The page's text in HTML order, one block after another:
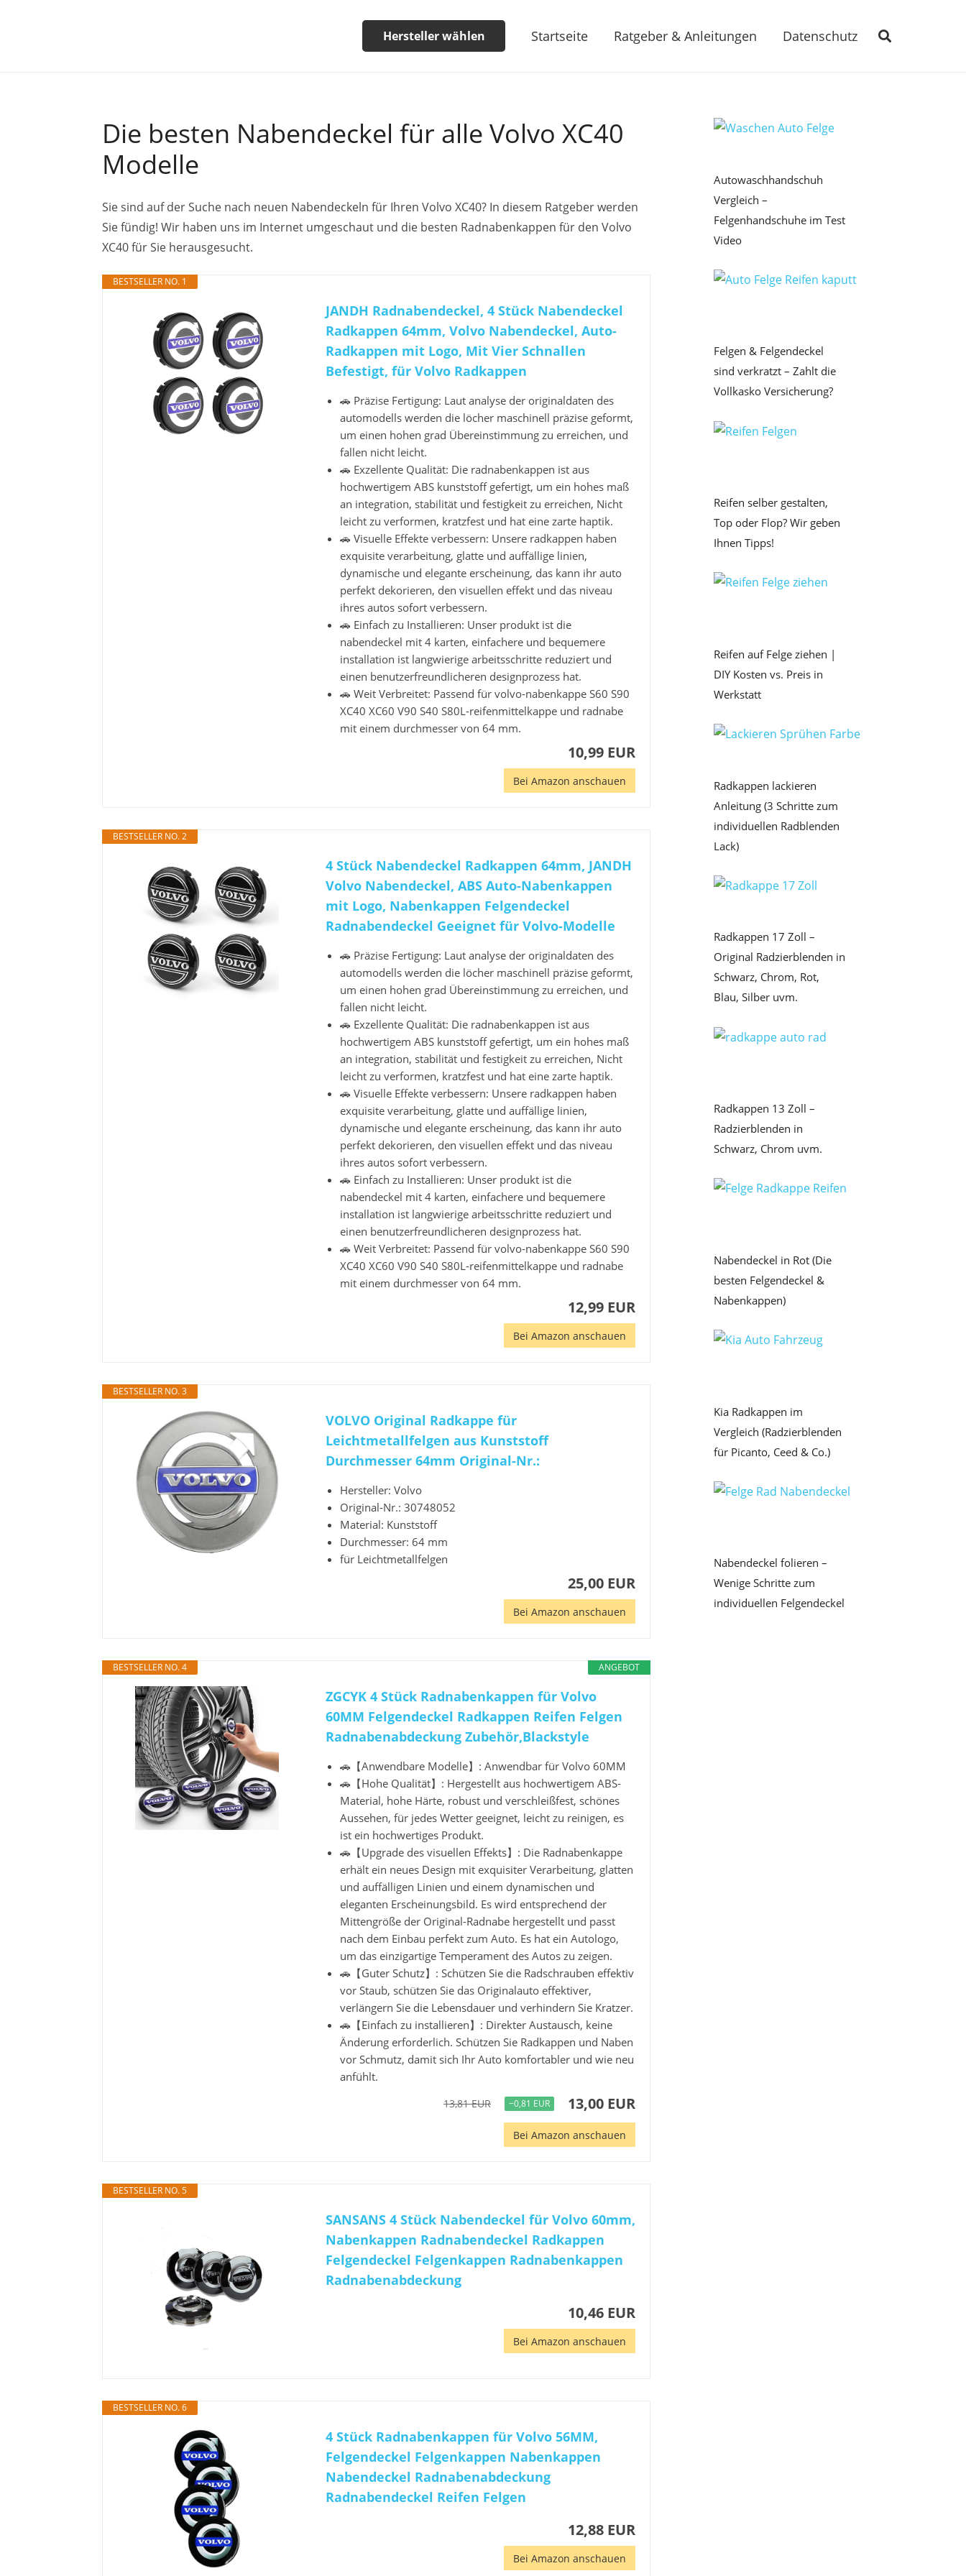
Hersteller wählen Startseite Ratgeber & Anleitungen Datenschutz
Die besten Nabendeckel für alle Volvo XC40
Modelle
Sie sind auf der Suche nach neuen Nabendeckeln für Ihren Volvo XC40? In diesem Ratgeber werden
Sie fündig! Wir haben uns im Internet umgeschaut und die besten Radnabenkappen für den Volvo
XC40 für Sie herausgesucht.
BESTSELLER NO. 1
JANDH Radnabendeckel, 4 Stück Nabendeckel
Radkappen 64mm, Volvo Nabendeckel, Auto-
Radkappen mit Logo, Mit Vier Schnallen
Befestigt, für Volvo Radkappen
🚗 Präzise Fertigung: Laut analyse der originaldaten des
automodells werden die löcher maschinell präzise geformt,
um einen hohen grad Übereinstimmung zu erreichen, und
fallen nicht leicht.
🚗 Exzellente Qualität: Die radnabenkappen ist aus
hochwertigem ABS kunststoff gefertigt, um ein hohes maß
an integration, stabilität und festigkeit zu erreichen, Nicht
leicht zu verformen, kratzfest und hat eine zarte haptik.
🚗 Visuelle Effekte verbessern: Unsere radkappen haben
exquisite verarbeitung, glatte und auffällige linien,
dynamische und elegante erscheinung, das kann ihr auto
perfekt dekorieren, den visuellen effekt und das niveau
ihres autos sofort verbessern.
🚗 Einfach zu Installieren: Unser produkt ist die
nabendeckel mit 4 karten, einfachere und bequemere
installation ist langwierige arbeitsschritte reduziert und
einen benutzerfreundlicheren designprozess hat.
🚗 Weit Verbreitet: Passend für volvo-nabenkappe S60 S90
XC40 XC60 V90 S40 S80L-reifenmittelkappe und radnabe
mit einem durchmesser von 64 mm.
10,99 EUR
Bei Amazon anschauen
BESTSELLER NO. 2
4 Stück Nabendeckel Radkappen 64mm, JANDH
Volvo Nabendeckel, ABS Auto-Nabenkappen
mit Logo, Nabenkappen Felgendeckel
Radnabendeckel Geeignet für Volvo-Modelle
🚗 Präzise Fertigung: Laut analyse der originaldaten des
automodells werden die löcher maschinell präzise geformt,
um einen hohen grad Übereinstimmung zu erreichen, und
fallen nicht leicht.
🚗 Exzellente Qualität: Die radnabenkappen ist aus
hochwertigem ABS kunststoff gefertigt, um ein hohes maß
an integration, stabilität und festigkeit zu erreichen, Nicht
leicht zu verformen, kratzfest und hat eine zarte haptik.
🚗 Visuelle Effekte verbessern: Unsere radkappen haben
exquisite verarbeitung, glatte und auffällige linien,
dynamische und elegante erscheinung, das kann ihr auto
perfekt dekorieren, den visuellen effekt und das niveau
ihres autos sofort verbessern.
🚗 Einfach zu Installieren: Unser produkt ist die
nabendeckel mit 4 karten, einfachere und bequemere
installation ist langwierige arbeitsschritte reduziert und
einen benutzerfreundlicheren designprozess hat.
🚗 Weit Verbreitet: Passend für volvo-nabenkappe S60 S90
XC40 XC60 V90 S40 S80L-reifenmittelkappe und radnabe
mit einem durchmesser von 64 mm.
12,99 EUR
Bei Amazon anschauen
BESTSELLER NO. 3
VOLVO Original Radkappe für
Leichtmetallfelgen aus Kunststoff
Durchmesser 64mm Original-Nr.:
Hersteller: Volvo
Original-Nr.: 30748052
Material: Kunststoff
Durchmesser: 64 mm
für Leichtmetallfelgen
25,00 EUR
Bei Amazon anschauen
ANGEBOT
BESTSELLER NO. 4
ZGCYK 4 Stück Radnabenkappen für Volvo
60MM Felgendeckel Radkappen Reifen Felgen
Radnabenabdeckung Zubehör,Blackstyle
🚗【Anwendbare Modelle】: Anwendbar für Volvo 60MM
🚗【Hohe Qualität】: Hergestellt aus hochwertigem ABS-
Material, hohe Härte, robust und verschleißfest, schönes
Aussehen, für jedes Wetter geeignet, leicht zu reinigen, es
ist ein hochwertiges Produkt.
🚗【Upgrade des visuellen Effekts】: Die Radnabenkappe
erhält ein neues Design mit exquisiter Verarbeitung, glatten
und auffälligen Linien und einem dynamischen und
eleganten Erscheinungsbild. Es wird entsprechend der
Mittengröße der Original-Radnabe hergestellt und passt
nach dem Einbau perfekt zum Auto. Es hat ein Autologo,
um das einzigartige Temperament des Autos zu zeigen.
🚗【Guter Schutz】: Schützen Sie die Radschrauben effektiv
vor Staub, schützen Sie das Originalauto effektiver,
verlängern Sie die Lebensdauer und verhindern Sie Kratzer.
🚗【Einfach zu installieren】: Direkter Austausch, keine
Änderung erforderlich. Schützen Sie Radkappen und Naben
vor Schmutz, damit sich Ihr Auto komfortabler und wie neu
anfühlt.
13,81 EUR −0,81 EUR 13,00 EUR
Bei Amazon anschauen
BESTSELLER NO. 5
SANSANS 4 Stück Nabendeckel für Volvo 60mm,
Nabenkappen Radnabendeckel Radkappen
Felgendeckel Felgenkappen Radnabenkappen
Radnabenabdeckung
10,46 EUR
Bei Amazon anschauen
BESTSELLER NO. 6
4 Stück Radnabenkappen für Volvo 56MM,
Felgendeckel Felgenkappen Nabenkappen
Nabendeckel Radnabenabdeckung
Radnabendeckel Reifen Felgen
12,88 EUR
Bei Amazon anschauen
Autowaschhandschuh
Vergleich –
Felgenhandschuhe im Test
Video
Felgen & Felgendeckel
sind verkratzt – Zahlt die
Vollkasko Versicherung?
Reifen selber gestalten,
Top oder Flop? Wir geben
Ihnen Tipps!
Reifen auf Felge ziehen |
DIY Kosten vs. Preis in
Werkstatt
Radkappen lackieren
Anleitung (3 Schritte zum
individuellen Radblenden
Lack)
Radkappen 17 Zoll –
Original Radzierblenden in
Schwarz, Chrom, Rot,
Blau, Silber uvm.
Radkappen 13 Zoll –
Radzierblenden in
Schwarz, Chrom uvm.
Nabendeckel in Rot (Die
besten Felgendeckel &
Nabenkappen)
Kia Radkappen im
Vergleich (Radzierblenden
für Picanto, Ceed & Co.)
Nabendeckel folieren –
Wenige Schritte zum
individuellen Felgendeckel